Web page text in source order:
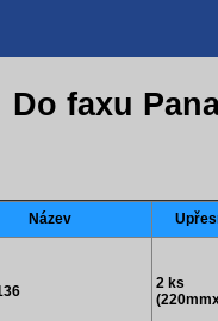
Do faxu
Název
2 ks